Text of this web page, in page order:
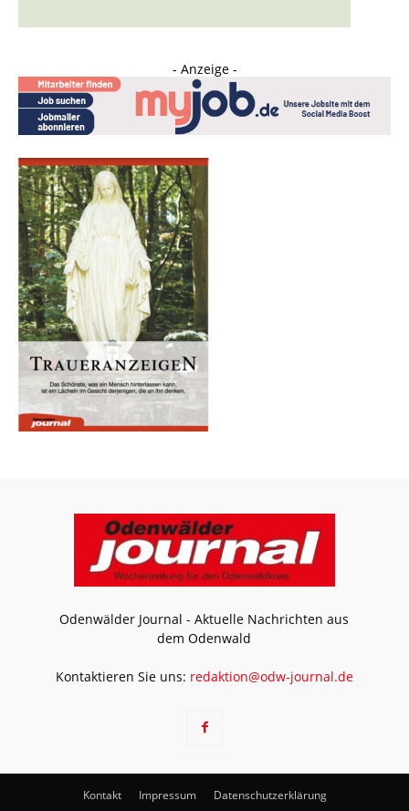
- Anzeige -
Odenwälder Journal - Aktuelle Nachrichten aus
dem Odenwald
Kontaktieren Sie uns: redaktion@odw-journal.de
Kontakt Impressum Datenschutzerklärung